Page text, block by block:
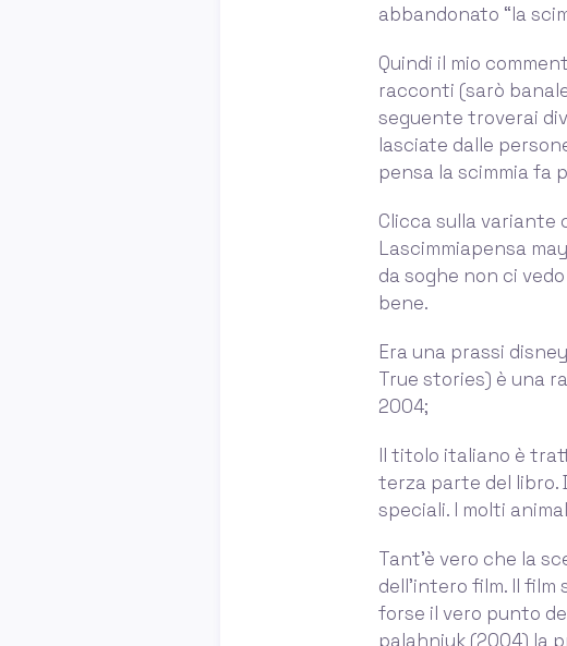
abbandonato “la
Quindi il mio
racconti (sarò
seguente troverai
lasciate dalle
pensa la scimmia fa
Clicca sulla variante
Lascimmiapensa
da soghe non ci
bene.
Era una prassi
True stories) è una
2004;
Il titolo italiano è
terza parte del libro.
speciali. I molti
Tant’è vero che la
dell’intero film. Il
forse il vero punto
palahniuk (2004) la